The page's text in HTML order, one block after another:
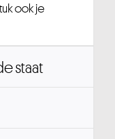
ook je
staat